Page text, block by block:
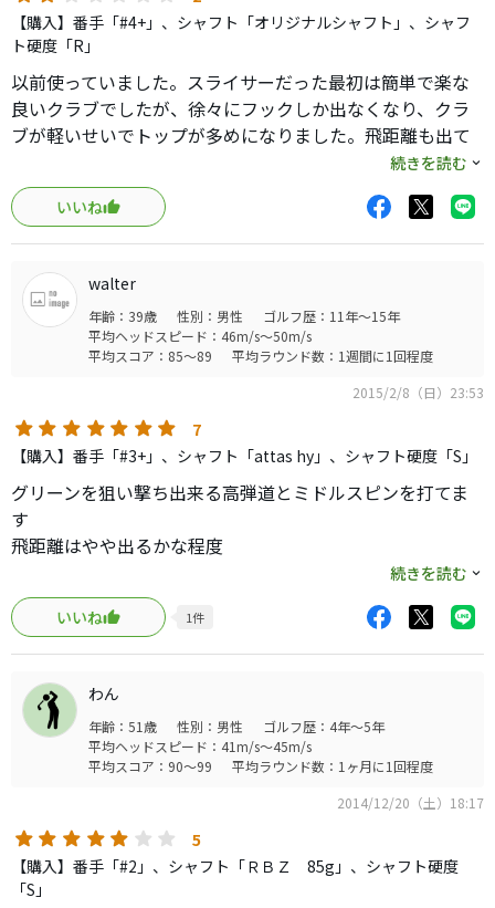
【購入】番手「#4+」、シャフト「オリジナルシャフト」、シャフ
ト硬度「R」
以前使っていました。スライサーだった最初は簡単で楽な
良いクラブでしたが、徐々にフックしか出なくなり、クラ
ブが軽いせいでトップが多めになりました。飛距離も出て
悪いクラブではありませんが、使い手を選ぶと思います。
続きを読む
いいね
walter
年齢：39歳 性別：男性
ゴルフ歴：11年～15年
平均ヘッドスピード：46m/s～50m/s
平均スコア：85～89
平均ラウンド数：1週間に1回程度
2015/2/8（日）23:53
7
【購入】番手「#3+」、シャフト「attas hy」、シャフト硬度「S」
グリーンを狙い撃ち出来る高弾道とミドルスピンを打てま
す
飛距離はやや出るかな程度
そもそもハイブリッドに飛距離性能は不要です。
構えやすさ、ヘッドの大きさと安心感は抜群で、更に抜け
がいい
直打ちもティーアップショットも楽
バランスのいいハイブリッドだと思います
あらゆる傾斜 バンカー ラフで威力を発揮します。
続きを読む
いいね
1件
わん
年齢：51歳 性別：男性
ゴルフ歴：4年～5年
平均ヘッドスピード：41m/s～45m/s
平均スコア：90～99
平均ラウンド数：1ヶ月に1回程度
2014/12/20（土）18:17
5
【購入】番手「#2」、シャフト「ＲＢＺ 85g」、シャフト硬度
「S」